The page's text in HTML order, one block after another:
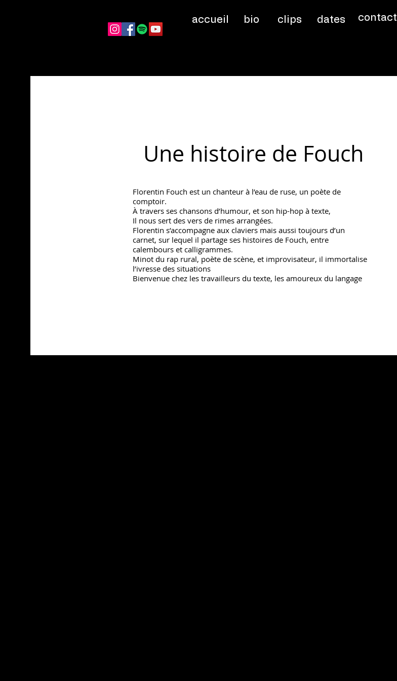
accueil clips dates contact
bio
Une histoire de Fouch
Florentin Fouch est un chanteur à l’eau de ruse, un poète de
comptoir.
À travers ses chansons d’humour, et son hip-hop à texte,
Il nous sert des vers de rimes arrangées.
Florentin s’accompagne aux claviers mais aussi toujours d’un
carnet, sur lequel il partage ses histoires de Fouch, entre
calembours et calligrammes.
Minot du rap rural, poète de scène, et improvisateur, il immortalise
l’ivresse des situations
Bienvenue chez les travailleurs du texte, les amoureux du langage